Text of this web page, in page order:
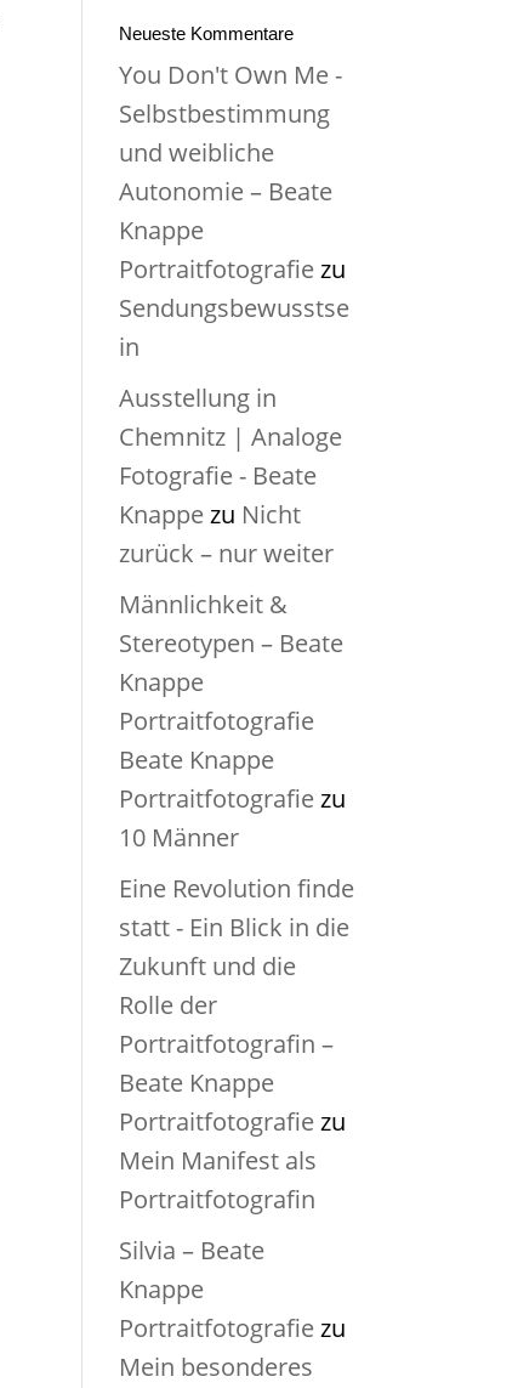
Neueste Kommentare
You Don't Own Me -
Selbstbestimmung
und weibliche
Autonomie – Beate
Knappe
Portraitfotografiezu
Sendungsbewusstse
in
Ausstellung in
Chemnitz | Analoge
Fotografie - Beate
Knappezu Nicht
zurück – nur weiter
Männlichkeit &
Stereotypen – Beate
Knappe
Portraitfotografie
Beate Knappe
Portraitfotografiezu
10 Männer
Eine Revolution finde
statt - Ein Blick in die
Zukunft und die
Rolle der
Portraitfotografin –
Beate Knappe
Portraitfotografiezu
Mein Manifest als
Portraitfotografin
Silvia – Beate
Knappe
Portraitfotografiezu
Mein besonderes